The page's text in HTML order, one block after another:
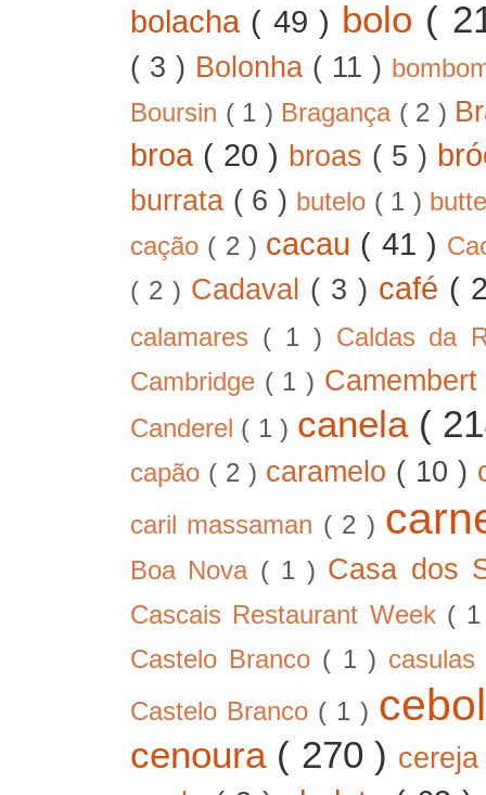
bolacha ( 49 ) bolo (
( 3 ) Bolonha ( 11 )
Boursin ( 1 ) Bragança ( 2 )
broa ( 20 ) broas ( 5 )
burrata ( 6 ) butelo ( 1 )
cação ( 2 ) cacau ( 41 )
( 2 ) Cadaval ( 3 ) café (
calamares ( 1 ) Caldas da
Cambridge ( 1 )
Canderel ( 1 ) canela (
capão ( 2 ) caramelo ( 10 )
caril massaman ( 2 )
Boa Nova ( 1 ) Casa dos
Cascais Restaurant Week (
Castelo Branco ( 1 )
Castelo Branco ( 1 )
cenoura ( 270 )